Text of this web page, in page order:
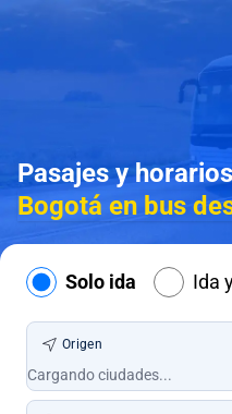
Pasajes y
Bogotá en bus
Solo ida Ida
Origen